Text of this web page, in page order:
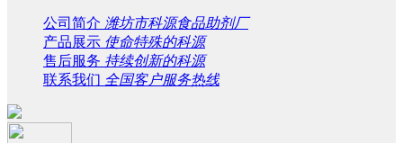
公司简介 潍坊市科源食品助剂厂
产品展示 使命特殊的科源
售后服务 持续创新的科源
联系我们 全国客户服务热线